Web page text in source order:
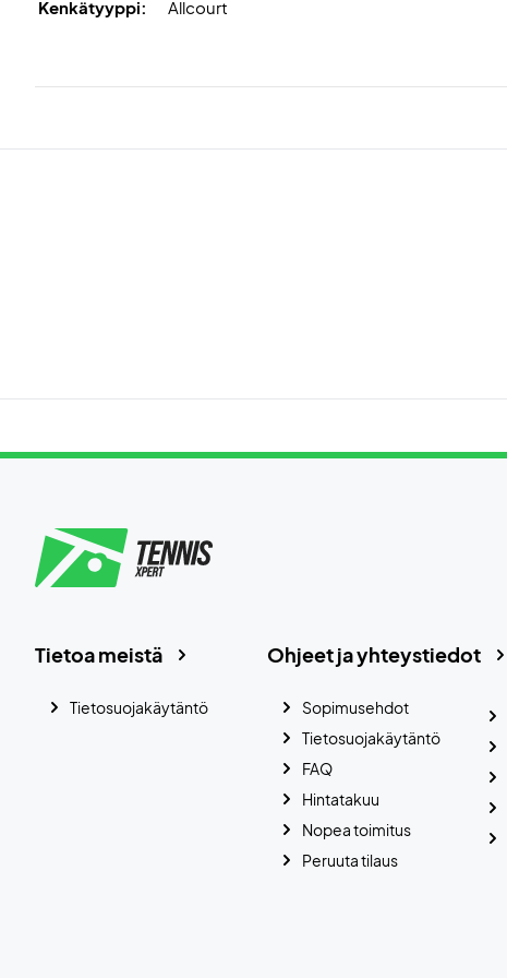
Kenkätyyppi:
Allcourt
Ohjeet ja yhteystiedot
Sopimusehdot
Tietosuojakäytäntö
FAQ
Hintatakuu
Nopea toimitus
Peruuta tilaus
Tietoa meistä
Tietosuojakäytäntö